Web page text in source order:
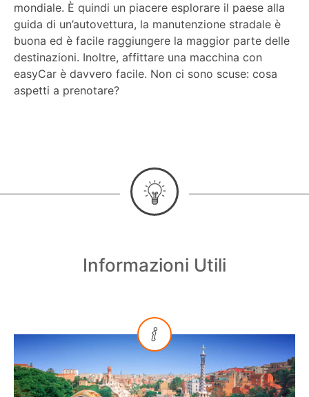
mondiale. È quindi un piacere esplorare il paese alla
guida di un’autovettura, la manutenzione stradale è
buona ed è facile raggiungere la maggior parte delle
destinazioni. Inoltre, affittare una macchina con
easyCar è davvero facile. Non ci sono scuse: cosa
aspetti a prenotare?
Informazioni Utili